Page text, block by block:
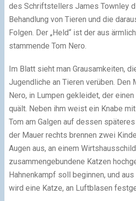
des Schriftstellers James Townley
Behandlung von Tieren und die
Folgen. Der „Held“ ist der aus
stammende Tom Nero.
Im Blatt sieht man Grausamkeiten,
Jugendliche an Tieren verüben. Den
Nero, in Lumpen gekleidet, der
quält. Neben ihm weist ein Knabe
Tom am Galgen auf dessen
der Mauer rechts brennen zwei
Augen aus, an einem
zusammengebundene Katzen
Hahnenkampf soll beginnen, und
wird eine Katze, an Luftblasen